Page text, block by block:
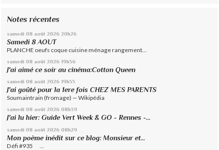
Notes récentes
samedi 08 août 2026 20h26
Samedi 8 AOUT
PLANCHE oeufs coque cuisine ménage rangement...
samedi 08 août 2026 19h56
J'ai aimé ce soir au cinéma:Cotton Queen
samedi 08 août 2026 19h55
J'ai goûté pour la 1ere fois CHEZ MES PARENTS
Soumaintrain (fromage) — Wikipédia
samedi 08 août 2026 08h39
J'ai lu hier: Guide Vert Week & GO - Rennes -...
samedi 08 août 2026 08h29
Mon poème inédit sur ce blog: Monsieur et...
Défi #935 ...